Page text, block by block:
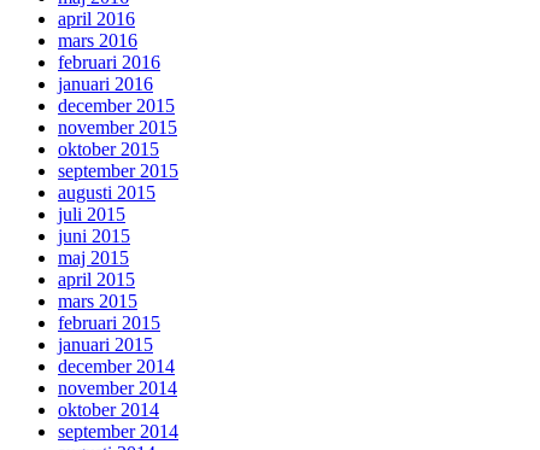
april 2016
mars 2016
februari 2016
januari 2016
december 2015
november 2015
oktober 2015
september 2015
augusti 2015
juli 2015
juni 2015
maj 2015
april 2015
mars 2015
februari 2015
januari 2015
december 2014
november 2014
oktober 2014
september 2014